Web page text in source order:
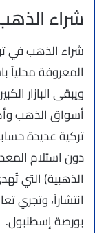
شراء
شراء الذهب في
المعروفة
ويبقى البازار
أسواق الذهب
تركية عديدة
دون استلام
الذهبية) التي
انتشاراً، وتجري
بورصة إسطنبول.